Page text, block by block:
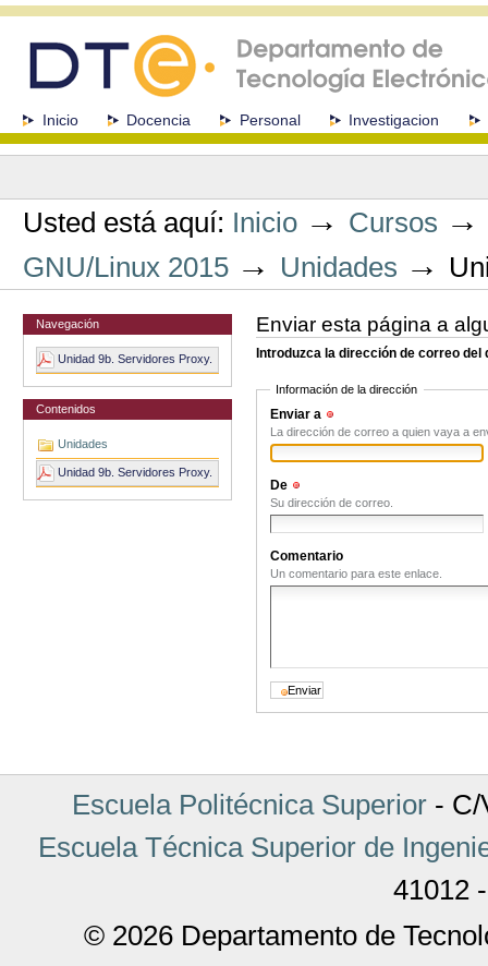
navegación
SeccionesInicio Docencia Personal Investigacion
Herramientas
Usted está aquí: Inicio → Cursos
GNU/Linux 2015 → Unidades →
Navegación
Unidad 9b. Servidores Proxy.
Contenidos
Unidades
Unidad 9b. Servidores Proxy.
Enviar esta página a
Introduzca la dirección de correo
Información de la dirección
Enviar a
La dirección de correo a quien vaya a
De
Su dirección de correo.
Comentario
Un comentario para este enlace.
Escuela Politécnica Superior- C/
Escuela Técnica Superior de
41012
© 2026 Departamento de